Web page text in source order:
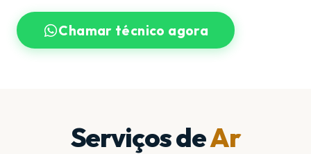
Chamar técnico agora
Serviços deAr